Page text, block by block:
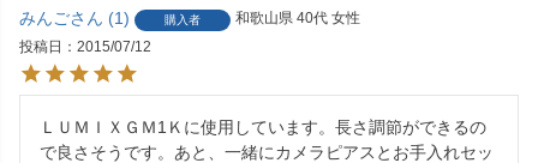
みんご 1 購入者 和歌山県 40代 女性
投稿日
2015/07/12
ＬＵＭＩＸＧＭ1Ｋに使用しています。長さ調節ができるの
で良さそうです。あと、一緒にカメラピアスとお手入れセッ